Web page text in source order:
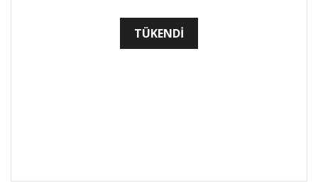
TÜKENDİ